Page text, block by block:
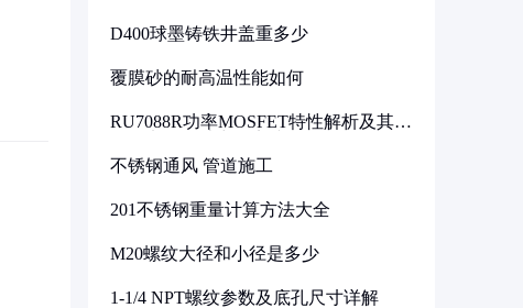
D400球墨铸铁井盖重多少
覆膜砂的耐高温性能如何
RU7088R功率MOSFET特性解析及其在
不锈钢通风 管道施工
201不锈钢重量计算方法大全
M20螺纹大径和小径是多少
1-1/4 NPT螺纹参数及底孔尺寸详解